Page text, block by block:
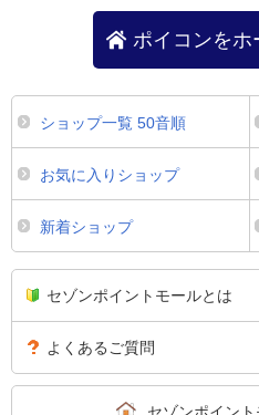
ポイコンをホ
ショップ一覧 50音順
お気に入りショップ
新着ショップ
セゾンポイントモールとは
よくあるご質問